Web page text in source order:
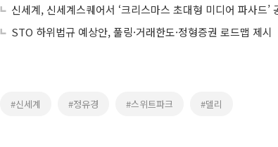
신세계, 신세계스퀘어서 ‘크리스마스 초대형 미디어 파사드’
STO 하위법규 예상안, 풀링·거래한도·정형증권 로드맵 제시
#신세계 #정유경 #스위트파크 #델리